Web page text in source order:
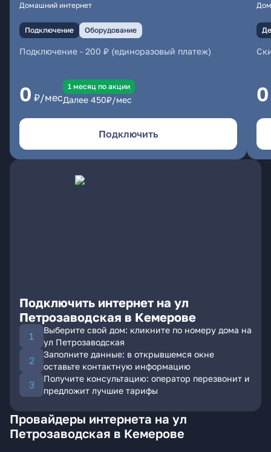
Домашний интернет
Подключение Оборудование
Подключение - 200 ₽ (единоразовый платеж)
0 ₽/мес
1 месяц по акции
Далее 450₽/мес
Подключить
0
Подключить интернет на ул
Петрозаводская в Кемерове
Выберите свой дом: кликните по номеру дома на
ул Петрозаводская
Заполните данные: в открывшемся окне
оставьте контактную информацию
Получите консультацию: оператор перезвонит и
предложит лучшие тарифы
Провайдеры интернета на ул
Петрозаводская в Кемерове